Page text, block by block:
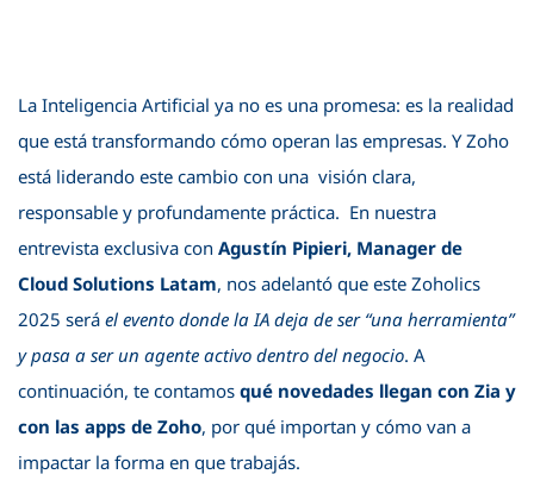
La Inteligencia Artificial ya no es una promesa: es la realidad
que está transformando cómo operan las empresas. Y Zoho
está liderando este cambio con una visión clara,
responsable y profundamente práctica. En nuestra
entrevista exclusiva con Agustín Pipieri, Manager de
Cloud Solutions Latam, nos adelantó que este Zoholics
2025 será el evento donde la IA deja de ser “una herramienta”
y pasa a ser un agente activo dentro del negocio. A
continuación, te contamos qué novedades llegan con Zia y
con las apps de Zoho, por qué importan y cómo van a
impactar la forma en que trabajás.